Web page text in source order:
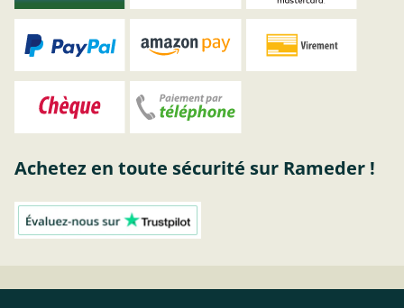
Achetez en toute sécurité sur Rameder !